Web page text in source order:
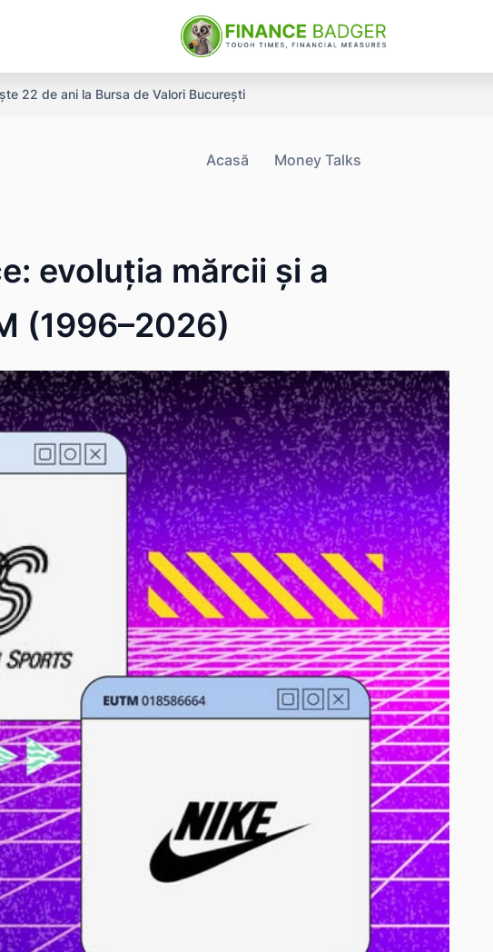
22 de ani la Bursa de Valori București
Acasă Money Talks
evoluția mărcii și a
(1996–2026)